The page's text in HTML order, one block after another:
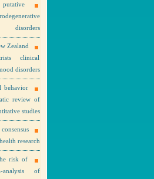
disorders
Zealand
clinical
disorders
behavior
review of
studies
research
risk of
analysis of